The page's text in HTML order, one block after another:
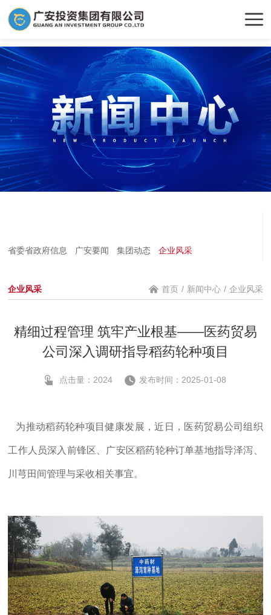
省委省政府信息 广安要闻 集团动态 企业风采
企业风采 首页 / 新闻中心 / 企业风采
精细过程管理 筑牢产业根基——医药贸易
公司深入调研指导稻药轮种项目
点击量：2024 发布时间：2025-01-08
为推动稻药轮种项目健康发展，近日，医药贸易公司组织
工作人员深入前锋区、广安区稻药轮种订单基地指导泽泻、
川芎田间管理与采收相关事宜。